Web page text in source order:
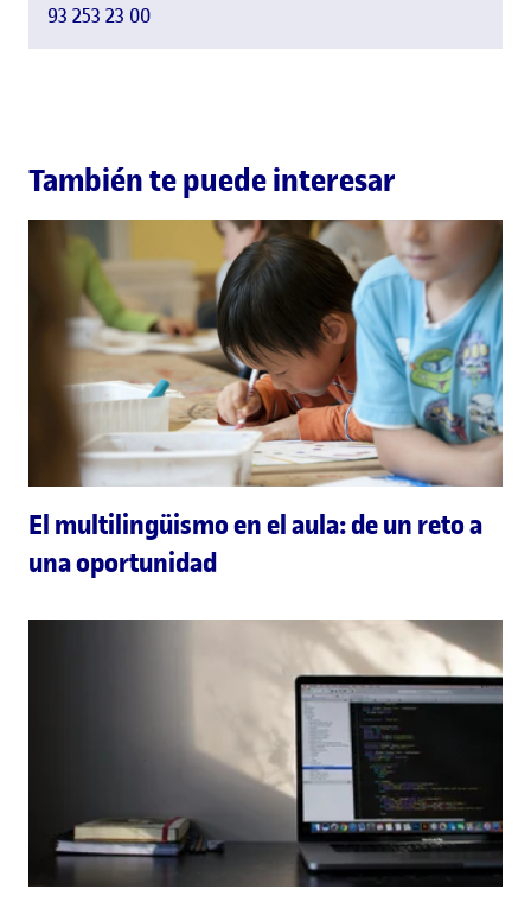
93 253 23 00
También te puede interesar
El multilingüismo en el aula: de un reto a
una oportunidad